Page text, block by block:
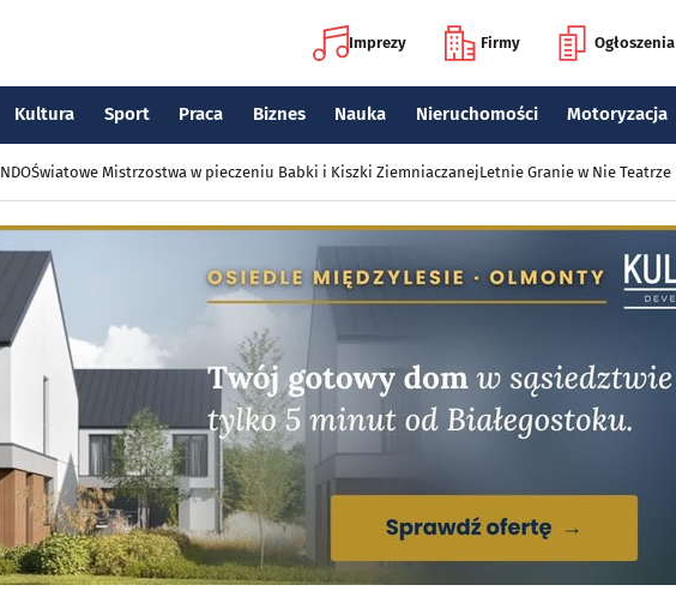
Imprezy Firmy Ogłoszenia
Kultura Sport Praca Biznes Nauka Nieruchomości Motoryzacja
Światowe Mistrzostwa w pieczeniu Babki i Kiszki ZiemniaczanejLetnie Granie w Nie Teatrze